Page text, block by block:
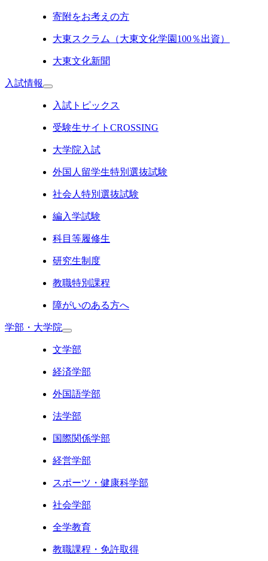
寄附をお考えの方
大東スクラム（大東文化学園100％出資）
大東文化新聞
入試情報
入試トピックス
受験生サイトCROSSING
大学院入試
外国人留学生特別選抜試験
社会人特別選抜試験
編入学試験
科目等履修生
研究生制度
教職特別課程
障がいのある方へ
学部・大学院
文学部
経済学部
外国語学部
法学部
国際関係学部
経営学部
スポーツ・健康科学部
社会学部
全学教育
教職課程・免許取得